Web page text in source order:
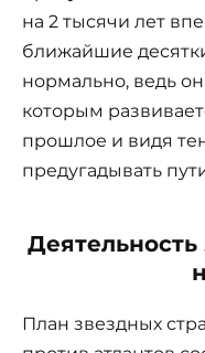
на 2 тысячи лет
ближайшие
нормально, ведь
которым
прошлое и видя
предугадывать
План звездных